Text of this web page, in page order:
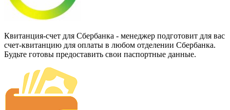
Квитанция-счет для Сбербанка - менеджер подготовит для вас
счет-квитанцию для оплаты в любом отделении Сбербанка.
Будьте готовы предоставить свои паспортные данные.